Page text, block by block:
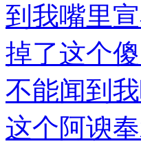
到我嘴里
掉了这个
不能闻到
这个阿谀